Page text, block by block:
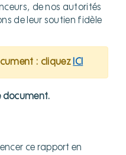
de nos autorités
de leur soutien fidèle
: cliquez ICI
document.
ce rapport en